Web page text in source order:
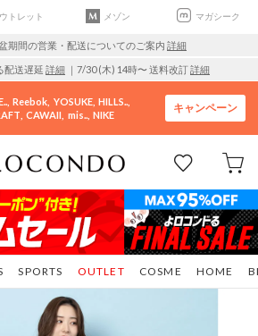
トレット メゾン マガシーク
期間の営業・配送についてのご案内 詳細
配送遅延 詳細 ｜7/30 (木) 14時〜 送料改訂詳細
Reebok YOSUKE HILLS..
CAWAII mis.. NIKE
キャンペーン
SPORTS COSME HOME
OUTLET